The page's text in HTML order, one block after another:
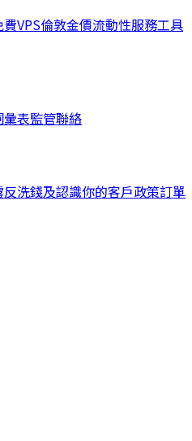
費VPS倫敦金價流動性服務工具
彙表監管聯絡
反洗錢及認識你的客戶政策訂單